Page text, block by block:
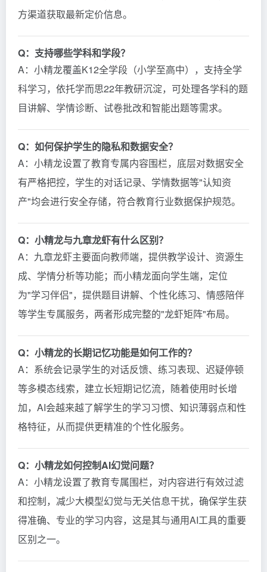
方渠道获取最新定价信息。
Q：支持哪些学科和学段？
A：小精龙覆盖K12全学段（小学至高中），支持全学
科学习，依托学而思22年教研沉淀，可处理各学科的题
目讲解、学情诊断、试卷批改和智能出题等需求。
Q：如何保护学生的隐私和数据安全？
A：小精龙设置了教育专属内容围栏，底层对数据安全
有严格把控，学生的对话记录、学情数据等"认知资
产"均会进行安全存储，符合教育行业数据保护规范。
Q：小精龙与九章龙虾有什么区别？
A：九章龙虾主要面向教师端，提供教学设计、资源生
成、学情分析等功能；而小精龙面向学生端，定位
为"学习伴侣"，提供题目讲解、个性化练习、情感陪伴
等学生专属服务，两者形成完整的"龙虾矩阵"布局。
Q：小精龙的长期记忆功能是如何工作的？
A：系统会记录学生的对话反馈、练习表现、迟疑停顿
等多模态线索，建立长短期记忆流，随着使用时长增
加，AI会越来越了解学生的学习习惯、知识薄弱点和性
格特征，从而提供更精准的个性化服务。
Q：小精龙如何控制AI幻觉问题？
A：小精龙设置了教育专属围栏，对内容进行有效过滤
和控制，减少大模型幻觉与无关信息干扰，确保学生获
得准确、专业的学习内容，这是其与通用AI工具的重要
区别之一。